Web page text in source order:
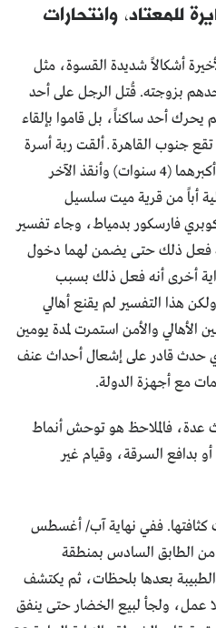
أشكالاً شديدة القسوة، مثل
بزوجته. قُتل الرجل على أحد
يحرك أحد ساكناً، بل قاموا بإلقاء
تقع جنوب القاهرة ــ ألقت ربة أسرة
فقيرة ابنيها في بحر يوسف، مات أكبرهما (4 سنوات) وأنقذ الآخر
أباً من قرية ميت سلسيل
فارسكور بدمياط، وجاء تفسير
فعل ذلك حتى يضمن لهما دخول
أخرى أنه فعل ذلك بسبب
هذا التفسير لم يقنع أهالي
الأهالي والأمن استمرت لمدة يومين
حدث قادر على إشعال أحداث عنف
مع أجهزة الدولة.
عدة، فالملاحظ هو توحش أنماط
بدافع السرقة، وقيام غير
كثافتها. ففي نهاية آب/ أغسطس
الطابق السادس بمنطقة
الطبيبة بعدها بلحظات، ثم يكتشف
عمل، ولجأ لبيع الخضار حتى ينفق